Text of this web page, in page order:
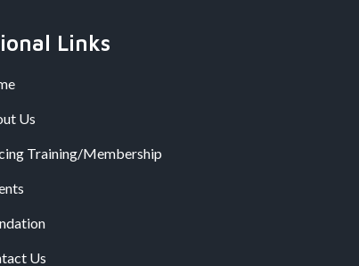
Links
Us
Training/Membership
Us